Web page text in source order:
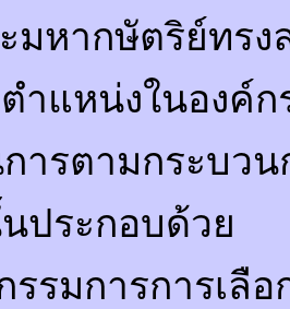
มหากษัตริย์ทร
ำแหน่งในองค์
ารตามกระบว
ประกอบด้วย
รมการการเลื